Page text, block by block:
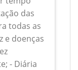
das
todas as
e doenças
- Diária